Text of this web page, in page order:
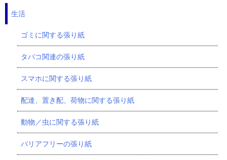
生活
ゴミに関する張り紙
タバコ関連の張り紙
スマホに関する張り紙
配達、置き配、荷物に関する張り紙
動物／虫に関する張り紙
バリアフリーの張り紙